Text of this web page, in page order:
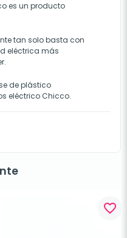
es un producto
tan solo basta con
eléctrica más
de plástico
eléctrico Chicco.
favorite_border